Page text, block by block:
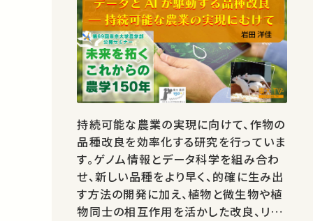
持続可能な農業の実現に向けて、作物の
品種改良を効率化する研究を行っていま
す。ゲノム情報とデータ科学を組み合わ
せ、新しい品種をより早く、的確に生み出
す方法の開発に加え、植物と微生物や植
物同士の相互作用を活かした改良、リモ